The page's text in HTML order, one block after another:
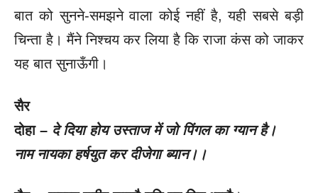
बात को सुनने-समझने वाला कोई नहीं है, यही सबसे बड़ी
चिन्ता है। मैंने निश्चय कर लिया है कि राजा कंस को जाकर
यह बात सुनाऊँगी।
सैर
दोहा – दे दिया होय उस्ताज में जो पिंगल का ग्यान है।
नाम नायका हर्षयुत कर दीजेगा ब्यान।।